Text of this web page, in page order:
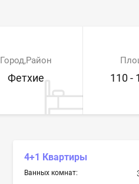
Город,Район
Фетхие 110 -
4+1 Квартиры
Ванных комнат: